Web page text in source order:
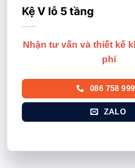
Kệ V lỗ 5 tầng
Nhận tư vấn và thiết kế
phí
086 758
ZALO